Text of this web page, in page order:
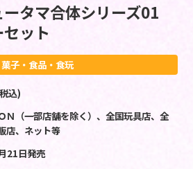
タマ合体シリーズ01
ット
菓子・食品・食玩
込)
Ｎ（一部店舗を除く）、全国玩具店、全
店、ネット等
21日発売